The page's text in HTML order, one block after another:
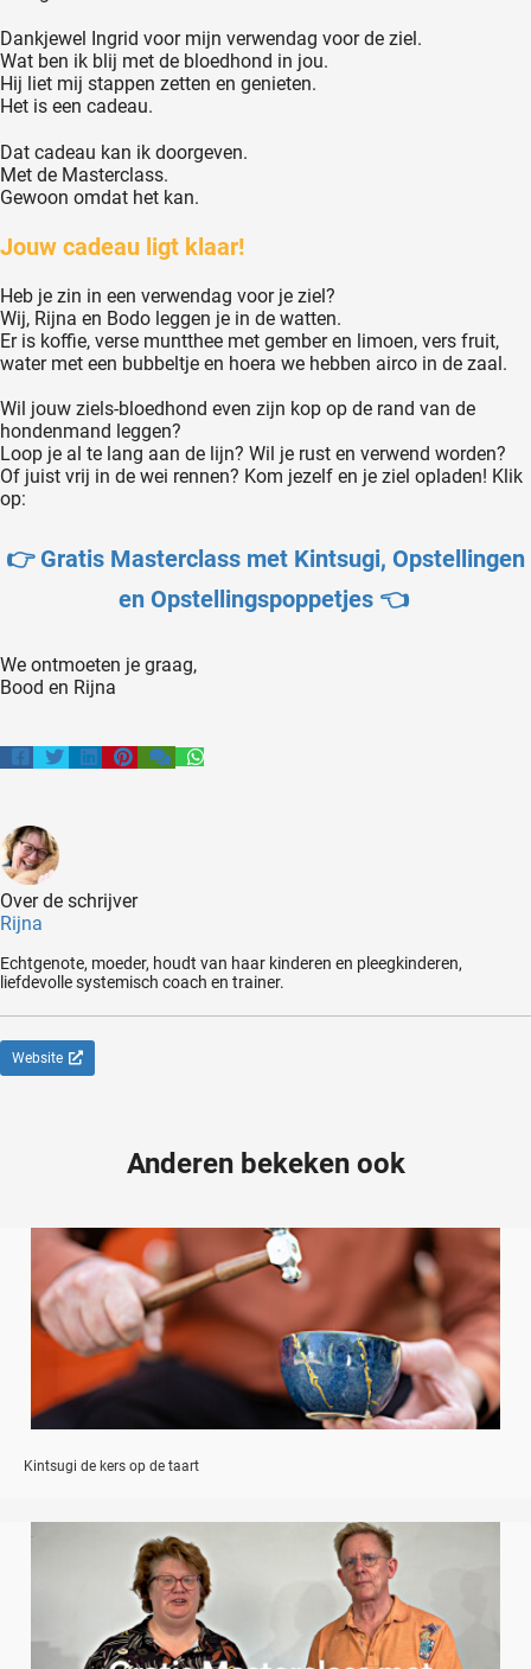
Dankjewel Ingrid voor mijn verwendag voor de ziel.
Wat ben ik blij met de bloedhond in jou.
Hij liet mij stappen zetten en genieten.
Het is een cadeau.
Dat cadeau kan ik doorgeven.
Met de Masterclass.
Gewoon omdat het kan.
Jouw cadeau ligt klaar!
Heb je zin in een verwendag voor je ziel?
Wij, Rijna en Bodo leggen je in de watten.
Er is koffie, verse muntthee met gember en limoen, vers fruit,
water met een bubbeltje en hoera we hebben airco in de zaal.
Wil jouw ziels-bloedhond even zijn kop op de rand van de
hondenmand leggen?
Loop je al te lang aan de lijn? Wil je rust en verwend worden?
Of juist vrij in de wei rennen? Kom jezelf en je ziel opladen! Klik
op:
👉 Gratis Masterclass met Kintsugi, Opstellingen
en Opstellingspoppetjes 👈
We ontmoeten je graag,
Bood en Rijna
Over de schrijver
Rijna
Echtgenote, moeder, houdt van haar kinderen en pleegkinderen,
liefdevolle systemisch coach en trainer.
Website
Anderen bekeken ook
Kintsugi de kers op de taart